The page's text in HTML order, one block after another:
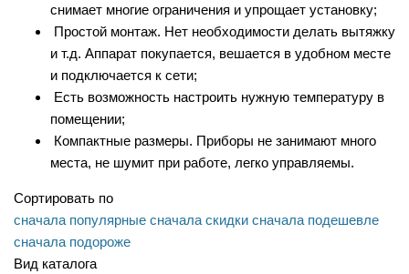
снимает многие ограничения и упрощает установку;
Простой монтаж. Нет необходимости делать вытяжку
и т.д. Аппарат покупается, вешается в удобном месте
и подключается к сети;
Есть возможность настроить нужную температуру в
помещении;
Компактные размеры. Приборы не занимают много
места, не шумит при работе, легко управляемы.
Сортировать по
сначала популярные сначала скидки сначала подешевле
сначала подороже
Вид каталога